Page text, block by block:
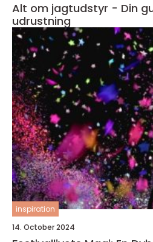
Alt om jagtudstyr - Din
udrustning
inspiration
14. October 2024